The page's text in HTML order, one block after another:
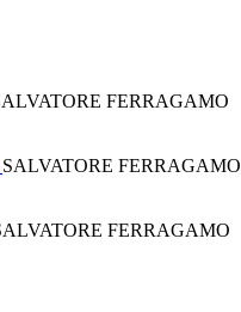
FERRAGAMO
SALVATORE FERRAGAMO
FERRAGAMO